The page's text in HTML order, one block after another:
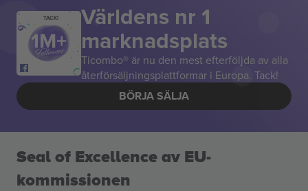
TACK! Världens nr 1
marknadsplats
Ticombo® är nu den mest efterföljda av alla
återförsäljningsplattformar i Europa. Tack!
BÖRJA SÄLJA
Seal of Excellence av EU-
kommissionen